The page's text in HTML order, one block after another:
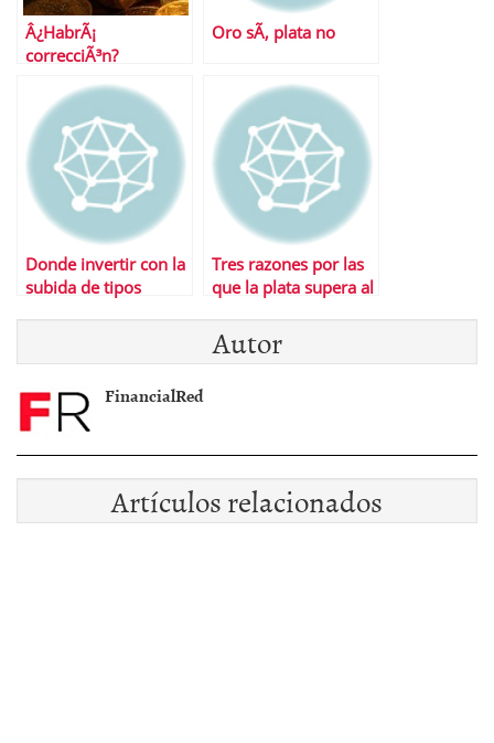
Â¿HabrÃ¡
correcciÃ³n?
Oro sÃ­, plata no
Donde invertir con la
subida de tipos
Tres razones por las
que la plata supera al
Autor
FinancialRed
Artículos relacionados